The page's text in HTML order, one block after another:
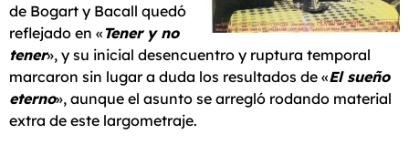
de Bogart y Bacall quedó
reflejado en «Tener y no
tener», y su inicial desencuentro y ruptura temporal
marcaron sin lugar a duda los resultados de «El sueño
eterno», aunque el asunto se arregló rodando material
extra de este largometraje.